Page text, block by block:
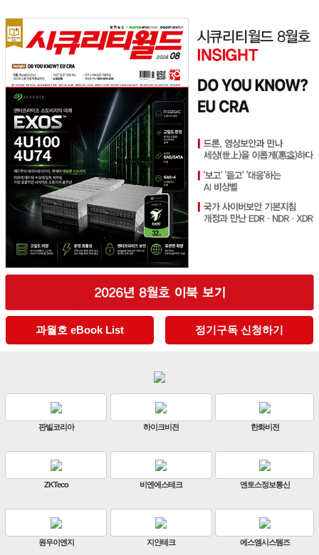
과월호 eBook List 정기구독 신청하기
판빌코리아 하이크비전 한화비전
ZKTeco 비엔에스테크 엔토스정보통신
원우이엔지 지인테크 에스엠시스템즈